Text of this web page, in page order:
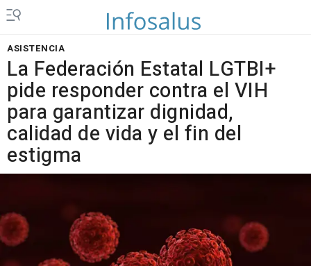
ASISTENCIA
La Federación Estatal LGTBI+
pide responder contra el VIH
para garantizar dignidad,
calidad de vida y el fin del
estigma